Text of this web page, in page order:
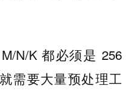
N/K 都必须是 256
需要大量预处理工